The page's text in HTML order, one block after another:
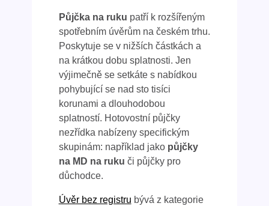
Půjčka na ruku patří k rozšířeným
spotřebním úvěrům na českém trhu.
Poskytuje se v nižších částkách a
na krátkou dobu splatnosti. Jen
výjimečně se setkáte s nabídkou
pohybující se nad sto tisíci
korunami a dlouhodobou
splatností. Hotovostní půjčky
nezřídka nabízeny specifickým
skupinám: například jako půjčky
na MD na ruku či půjčky pro
důchodce.
Úvěr bez registru bývá z kategorie